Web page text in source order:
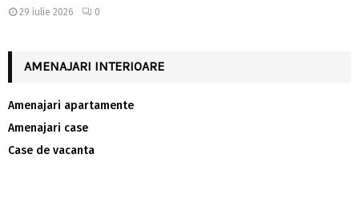
29 iulie 2026 0
AMENAJARI INTERIOARE
Amenajari apartamente
Amenajari case
Case de vacanta